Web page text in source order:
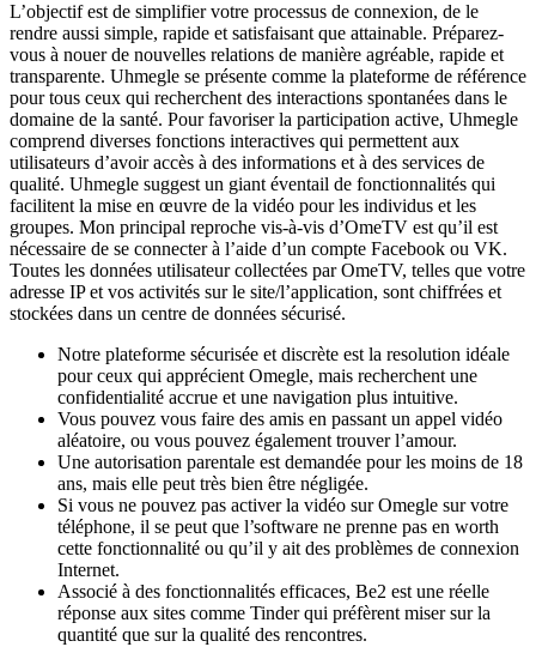
L’objectif est de simplifier votre processus de connexion, de le
rendre aussi simple, rapide et satisfaisant que attainable. Préparez-
vous à nouer de nouvelles relations de manière agréable, rapide et
transparente. Uhmegle se présente comme la plateforme de référence
pour tous ceux qui recherchent des interactions spontanées dans le
domaine de la santé. Pour favoriser la participation active, Uhmegle
comprend diverses fonctions interactives qui permettent aux
utilisateurs d’avoir accès à des informations et à des services de
qualité. Uhmegle suggest un giant éventail de fonctionnalités qui
facilitent la mise en œuvre de la vidéo pour les individus et les
groupes. Mon principal reproche vis-à-vis d’OmeTV est qu’il est
nécessaire de se connecter à l’aide d’un compte Facebook ou VK.
Toutes les données utilisateur collectées par OmeTV, telles que votre
adresse IP et vos activités sur le site/l’application, sont chiffrées et
stockées dans un centre de données sécurisé.
Notre plateforme sécurisée et discrète est la resolution idéale
pour ceux qui apprécient Omegle, mais recherchent une
confidentialité accrue et une navigation plus intuitive.
Vous pouvez vous faire des amis en passant un appel vidéo
aléatoire, ou vous pouvez également trouver l’amour.
Une autorisation parentale est demandée pour les moins de 18
ans, mais elle peut très bien être négligée.
Si vous ne pouvez pas activer la vidéo sur Omegle sur votre
téléphone, il se peut que l’software ne prenne pas en worth
cette fonctionnalité ou qu’il y ait des problèmes de connexion
Internet.
Associé à des fonctionnalités efficaces, Be2 est une réelle
réponse aux sites comme Tinder qui préfèrent miser sur la
quantité que sur la qualité des rencontres.